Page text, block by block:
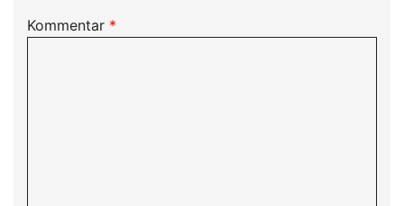
Kommentar *